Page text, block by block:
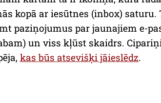
kopā ar iesūtnes (inbox)
paziņojumus par jaunajiem e-
un viss kļūst skaidrs.
kas būs atsevišķi jāieslēdz.